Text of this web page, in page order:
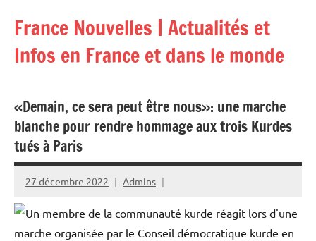
contenu
France Nouvelles | Actualités et
Infos en France et dans le monde
«Demain, ce sera peut être nous»: une marche
blanche pour rendre hommage aux trois Kurdes
tués à Paris
27 décembre 2022 Admins